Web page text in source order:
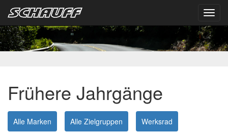
Frühere Jahrgänge
Alle Marken Alle Zielgruppen Werksrad